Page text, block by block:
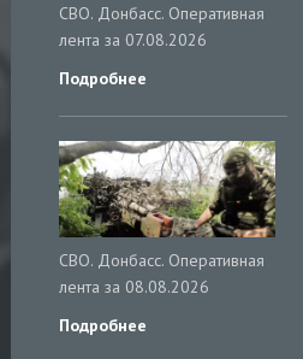
СВО. Донбасс. Оперативная
лента за 07.08.2026
Подробнее
СВО. Донбасс. Оперативная
лента за 08.08.2026
Подробнее